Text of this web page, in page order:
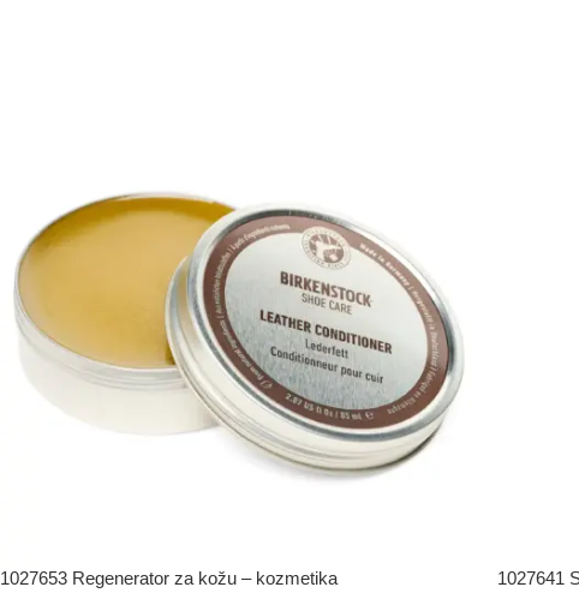
1027653 Regenerator za kožu – kozmetika 1027641